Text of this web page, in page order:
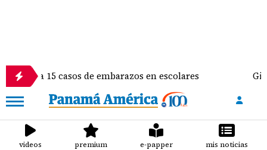
casos de embarazos en escolares Gimnasta
videos premium e-papper mis noticias